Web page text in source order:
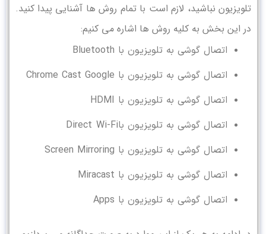
تلویزیون نباشید، لازم است با تمام روش ها آشنایی پیدا کنید.
در این بخش به کلیه روش ها اشاره می کنیم:
اتصال گوشی به تلویزیون با Bluetooth
اتصال گوشی به تلویزیون با Chrome Cast Google
اتصال گوشی به تلویزیون با HDMI
اتصال گوشی به تلویزیون باDirect Wi-Fi
اتصال گوشی به تلویزیون با Screen Mirroring
اتصال گوشی به تلویزیون با Miracast
اتصال گوشی به تلویزیون با Apps